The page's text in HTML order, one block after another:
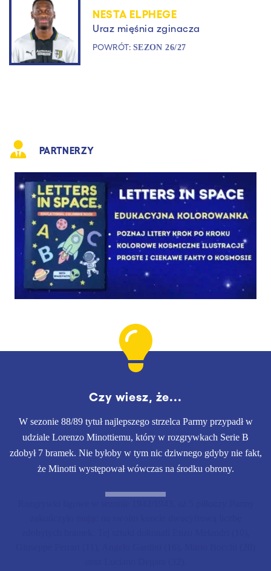
NESTA ELPHEGE
Uraz mięśnia zginacza
POWRÓT: SEZON 26/27
PARTNERZY
Czy wiesz, że...
W sezonie 88/89 tytuł najlepszego strzelca Parmy przypadł w
udziale Lorenzo Minottiemu, który w rozgrywkach Serie B
zdobył 7 bramek. Nie byłoby w tym nic dziwnego gdyby nie fakt,
że Minotti występował wówczas na środku obrony.